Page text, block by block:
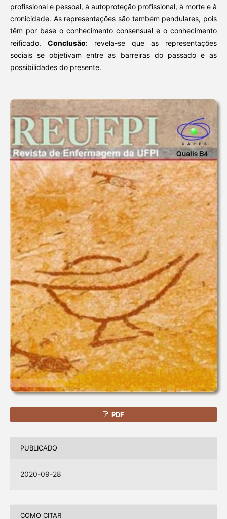
profissional e pessoal, à autoproteção profissional, à morte e à
cronicidade. As representações são também pendulares, pois
têm por base o conhecimento consensual e o conhecimento
reificado. Conclusão: revela-se que as representações
sociais se objetivam entre as barreiras do passado e as
possibilidades do presente.
PDF
PUBLICADO
2020-09-28
COMO CITAR